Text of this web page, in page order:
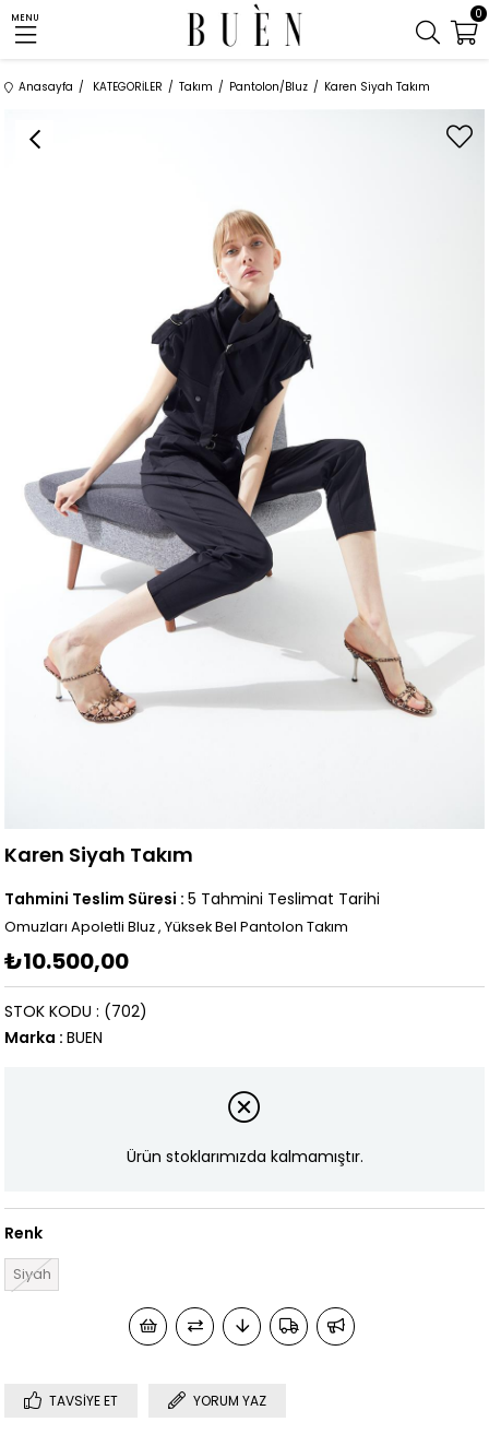
MENU 0
Anasayfa KATEGORİLER Takım Pantolon/Bluz Karen Siyah Takım
Karen Siyah Takım
Tahmini Teslim Süresi : 5 Tahmini Teslimat Tarihi
Omuzları Apoletli Bluz , Yüksek Bel Pantolon Takım
₺10.500,00
(702)
STOK KODU
Marka : BUEN
Ürün stoklarımızda kalmamıştır.
Renk
Siyah
TAVSIYE ET YORUM YAZ